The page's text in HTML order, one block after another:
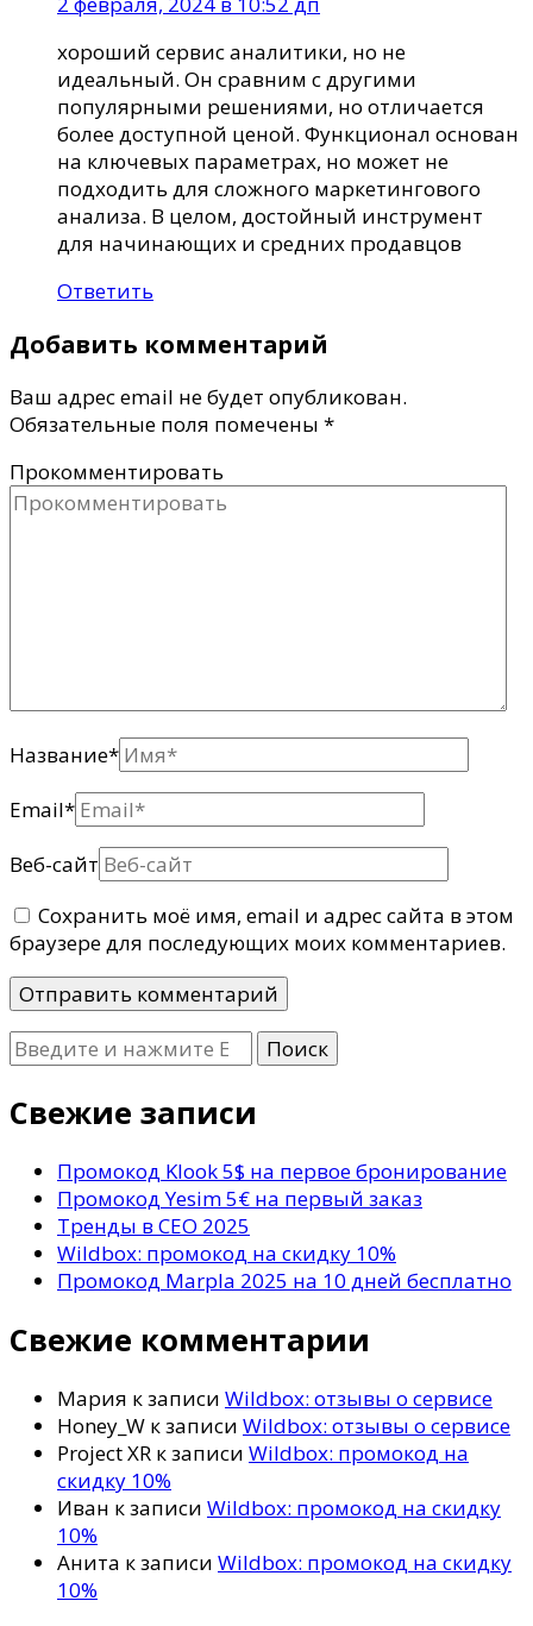
хороший сервис аналитики, но не
идеальный. Он сравним с другими
популярными решениями, но отличается
более доступной ценой. Функционал основан
на ключевых параметрах, но может не
подходить для сложного маркетингового
анализа. В целом, достойный инструмент
для начинающих и средних продавцов
Ответить
Добавить комментарий
Ваш адрес email не будет опубликован.
Обязательные поля помечены *
Прокомментировать
Название*
Email*
Веб-сайт
Сохранить моё имя, email и адрес сайта в этом
браузере для последующих моих комментариев.
Ищите
что-
то?
Свежие записи
Промокод Klook 5$ на первое бронирование
Промокод Yesim 5€ на первый заказ
Тренды в СЕО 2025
Wildbox: промокод на скидку 10%
Промокод Marpla 2025 на 10 дней бесплатно
Свежие комментарии
Мария к записи Wildbox: отзывы о сервисе
Honey_W к записи Wildbox: отзывы о сервисе
Project XR к записи Wildbox: промокод на
скидку 10%
Иван к записи Wildbox: промокод на скидку
10%
Анита к записи Wildbox: промокод на скидку
10%